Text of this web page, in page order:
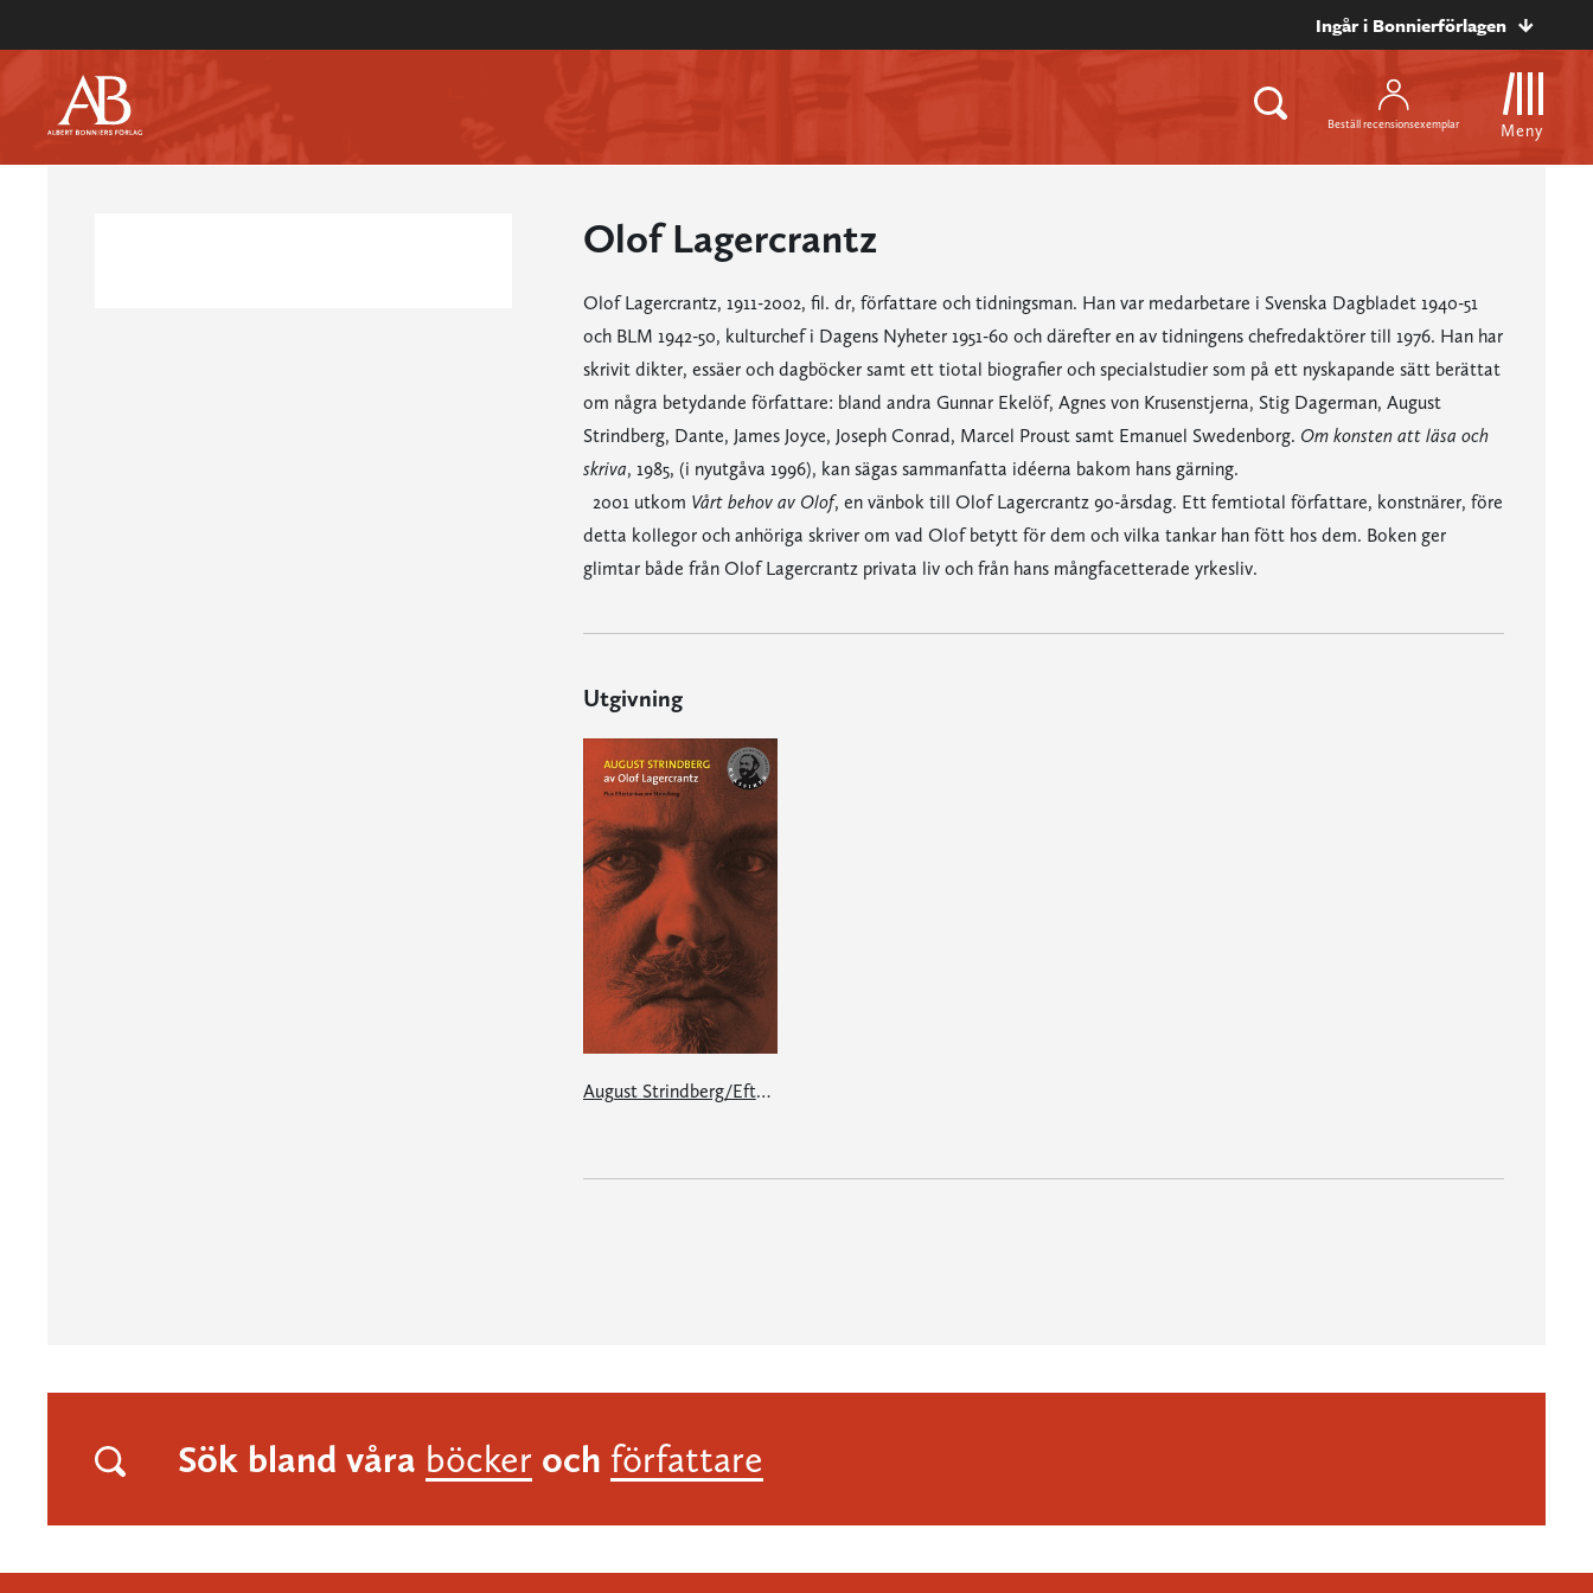
Ingår i Bonnierförlagen
Beställ recensionsexemplar Meny
Olof Lagercrantz
Olof Lagercrantz, 1911-2002, fil. dr, författare och tidningsman. Han var medarbetare i Svenska Dagbladet 1940-51
och BLM 1942-50, kulturchef i Dagens Nyheter 1951-60 och därefter en av tidningens chefredaktörer till 1976. Han har
skrivit dikter, essäer och dagböcker samt ett tiotal biografier och specialstudier som på ett nyskapande sätt berättat
om några betydande författare: bland andra Gunnar Ekelöf, Agnes von Krusenstjerna, Stig Dagerman, August
Strindberg, Dante, James Joyce, Joseph Conrad, Marcel Proust samt Emanuel Swedenborg. Om konsten att läsa och
skriva, 1985, (i nyutgåva 1996), kan sägas sammanfatta idéerna bakom hans gärning.
2001 utkom Vårt behov av Olof, en vänbok till Olof Lagercrantz 90-årsdag. Ett femtiotal författare, konstnärer, före
detta kollegor och anhöriga skriver om vad Olof betytt för dem och vilka tankar han fött hos dem. Boken ger
glimtar både från Olof Lagercrantz privata liv och från hans mångfacetterade yrkesliv.
Utgivning
August Strindberg/Eftertankar
Sök bland våra böcker och författare